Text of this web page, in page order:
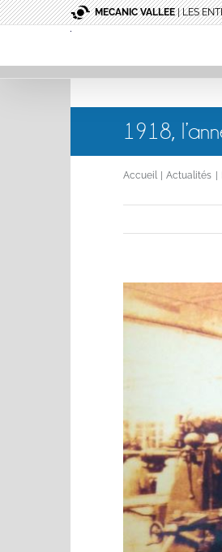
Passer
au
MECANIC VALLEE| LES
1918,
Accueil Actualités
Voir
l'image
agrandie